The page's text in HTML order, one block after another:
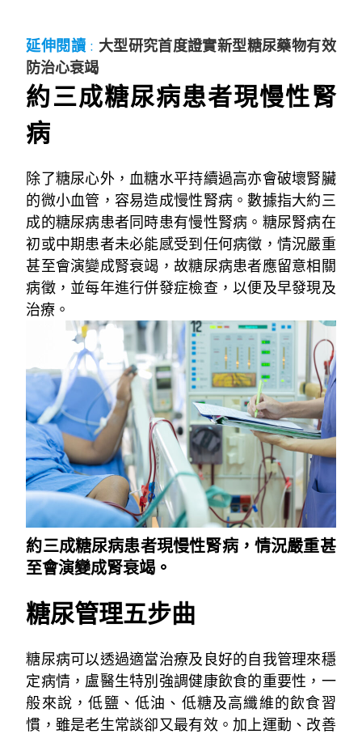
延伸閱讀: 大型研究首度證實新型糖尿藥物有效
防治心衰竭
約三成糖尿病患者現慢性腎
病
除了糖尿心外，血糖水平持續過高亦會破壞腎臟
的微小血管，容易造成慢性腎病。數據指大約三
成的糖尿病患者同時患有慢性腎病。糖尿腎病在
初或中期患者未必能感受到任何病徵，情況嚴重
甚至會演變成腎衰竭，故糖尿病患者應留意相關
病徵，並每年進行併發症檢查，以便及早發現及
治療。
約三成糖尿病患者現慢性腎病，情況嚴重甚
至會演變成腎衰竭。
糖尿管理五步曲
糖尿病可以透過適當治療及良好的自我管理來穩
定病情，盧醫生特別強調健康飲食的重要性，一
般來說，低鹽、低油、低糖及高纖維的飲食習
慣，雖是老生常談卻又最有效。加上運動、改善